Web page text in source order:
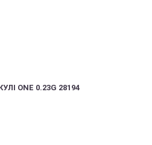
ONE 0.23G 28194